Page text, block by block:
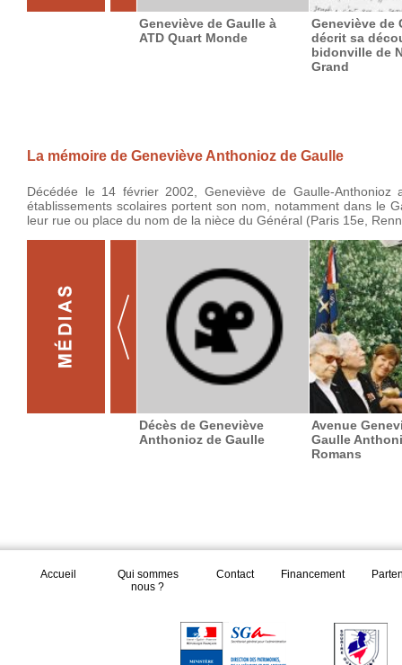
Geneviève de Gaulle à
ATD Quart Monde
Geneviève de
décrit sa
bidonville de
Grand
La mémoire de Geneviève Anthonioz de Gaulle
Décédée le 14 février 2002, Geneviève de Gaulle-Anthonioz
établissements scolaires portent son nom, notamment dans le
leur rue ou place du nom de la nièce du Général (Paris 15e,
Décès de Geneviève
Anthonioz de Gaulle
Avenue
Gaulle
Romans
Accueil
Qui sommes
nous ?
Contact Financement